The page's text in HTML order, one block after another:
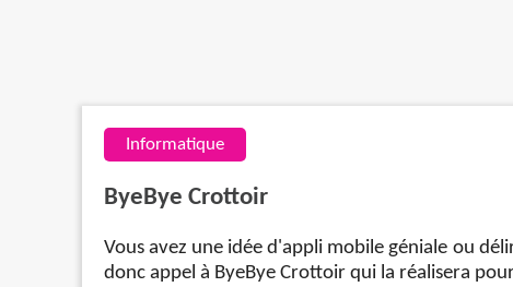
Informatique
ByeBye Crottoir
Vous avez une idée d'appli mobile géniale ou
donc appel à ByeBye Crottoir qui la réalisera